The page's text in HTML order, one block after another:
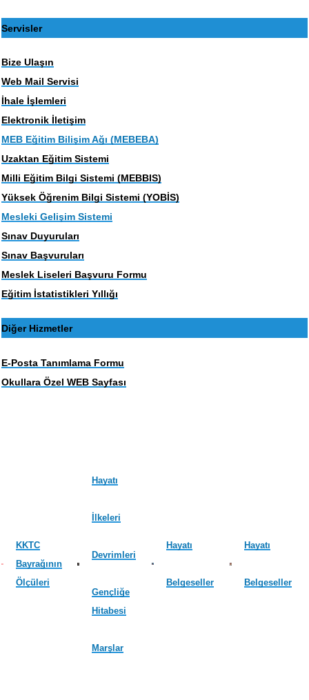
Servisler
Bize Ulaşın
Web Mail Servisi
İhale İşlemleri
Elektronik İletişim
MEB Eğitim Bilişim Ağı (MEBEBA)
Uzaktan Eğitim Sistemi
Milli Eğitim Bilgi Sistemi (MEBBIS)
Yüksek Öğrenim Bilgi Sistemi (YOBİS)
Mesleki Gelişim Sistemi
Sınav Duyuruları
Sınav Başvuruları
Meslek Liseleri Başvuru Formu
Eğitim İstatistikleri Yıllığı
Diğer Hizmetler
E-Posta Tanımlama Formu
Okullara Özel WEB Sayfası
KKTC
Bayrağının
Ölçüleri
Hayatı
İlkeleri
Devrimleri
Gençliğe
Hitabesi
Marşlar
Hayatı
Belgeseller
Hayatı
Belgeseller